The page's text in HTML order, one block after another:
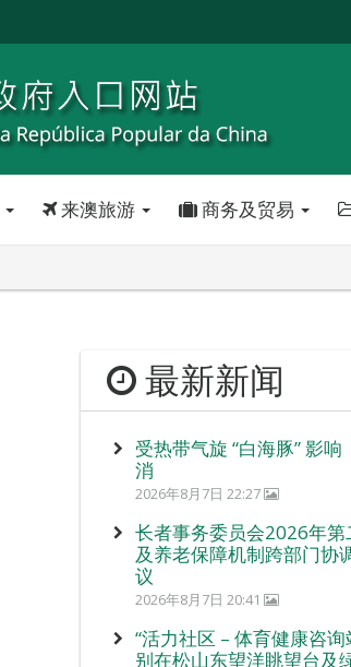
来澳旅游 商务及贸易
最新新闻
受热带气旋 “白海豚” 影
消
2026年8月7日 22:27
长者事务委员会2026年第
及养老保障机制跨部门协
议
2026年8月7日 20:41
“活力社区 – 体育健康咨询
别在松山东望洋眺望台及